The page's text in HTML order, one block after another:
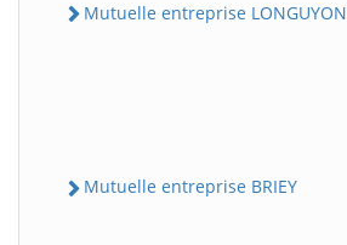
Mutuelle entreprise LONGUYON
Mutuelle entreprise BRIEY